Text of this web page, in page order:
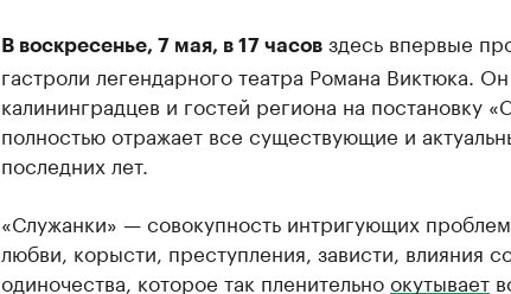
В воскресенье, 7 мая, в 17 часов здесь впервые
гастроли легендарного театра Романа Виктюка.
калининградцев и гостей региона на постановку
полностью отражает все существующие и
последних лет.
«Служанки» — совокупность интригующих проблем
любви, корысти, преступления, зависти, влияния
одиночества, которое так пленительноокутывает